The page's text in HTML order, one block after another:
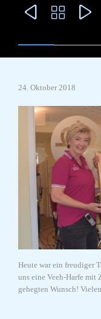
  
24. Oktober 2018
Heute war ein freudiger
uns eine Veeh-Harfe mit
gehegten Wunsch!